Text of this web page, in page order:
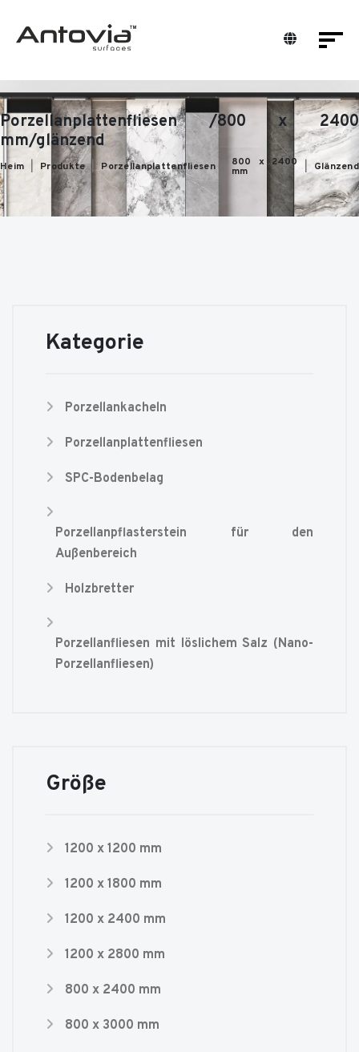
Porzellanplattenfliesen /800 x 2400
mm/glänzend
Heim Produkte Porzellanplattenfliesen 800 x 2400
mm Glänzend
Kategorie
Porzellankacheln
Porzellanplattenfliesen
SPC-Bodenbelag
Porzellanpflasterstein für den
Außenbereich
Holzbretter
Porzellanfliesen mit löslichem Salz (Nano-
Porzellanfliesen)
Größe
1200 x 1200 mm
1200 x 1800 mm
1200 x 2400 mm
1200 x 2800 mm
800 x 2400 mm
800 x 3000 mm